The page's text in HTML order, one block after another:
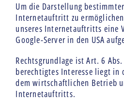
Um die Darstellung
Internetauftritt zu
unseres Internetauftritts eine
Google-Server in den USA
Rechtsgrundlage ist Art. 6
berechtigtes Interesse liegt in
dem wirtschaftlichen Betrieb
Internetauftritts.